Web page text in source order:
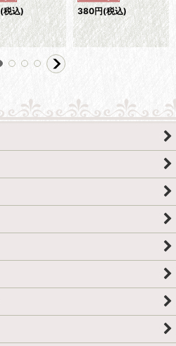
(税込) 380円(税込)